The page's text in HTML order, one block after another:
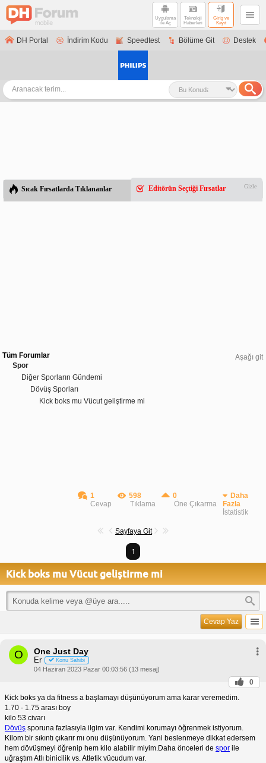
Uygulama
ile Aç
Teknoloji
Haberleri
Giriş ve
Kayıt
DH Portal İndirim Kodu Speedtest Bölüme Git Destek
Sıcak Fırsatlarda Tıklananlar Editörün Seçtiği Fırsatlar Gizle
Aşağı git
Tüm Forumlar
Spor
Diğer Sporların Gündemi
Dövüş Sporları
Kick boks mu Vücut geliştirme mi
1
Cevap
598
Tıklama
0
Öne Çıkarma
Daha
Fazla
İstatistik
Sayfaya Git
1
Kick boks mu Vücut geliştirme mi
Cevap Yaz
O One Just Day
Er Konu Sahibi
04 Haziran 2023 Pazar 00:03:56 (13 mesaj)
0
Kick boks ya da fitness a başlamayı düşünüyorum ama karar veremedim.
1.70 - 1.75 arası boy
kilo 53 civarı
Dövüş sporuna fazlasıyla ilgim var. Kendimi korumayı öğrenmek istiyorum.
Kilom bir sıkıntı çıkarır mı onu düşünüyorum. Yani beslenmeye dikkat edersem
hem dövüşmeyi öğrenip hem kilo alabilir miyim.Daha önceleri de spor ile
uğraştım Atlı binicilik vs. Atletik vücudum var.